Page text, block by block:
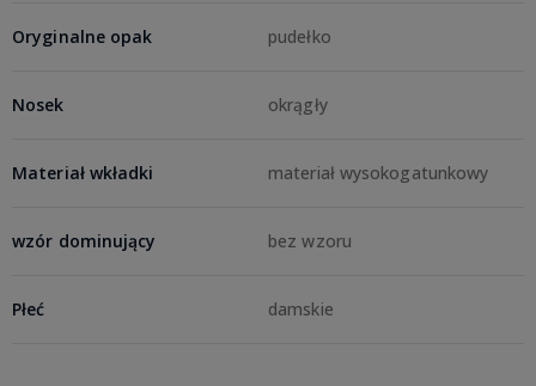
Oryginalne opak pudełko
Nosek okrągły
Materiał wkładki materiał wysokogatunkowy
wzór dominujący bez wzoru
Płeć damskie